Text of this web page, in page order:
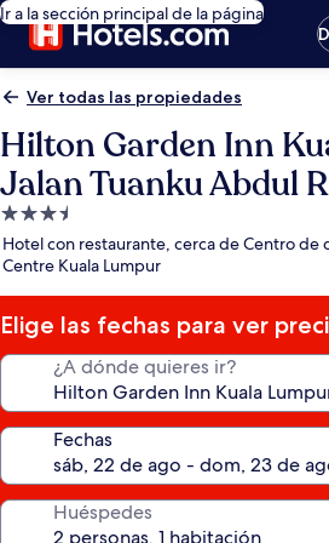
Ir a la sección principal de la página
Ver todas las propiedades
Hilton Garden Inn
Jalan Tuanku Abdul
Propiedad
de
3.5
estrellas
Hotel con restaurante, cerca de Centro de
Centre Kuala Lumpur
Elige las fechas para ver
¿A dónde quieres ir?
Fechas
Huéspedes